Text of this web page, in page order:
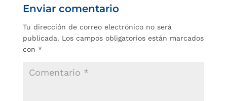
Enviar comentario
Tu dirección de correo electrónico no será
publicada. Los campos obligatorios están marcados
con *